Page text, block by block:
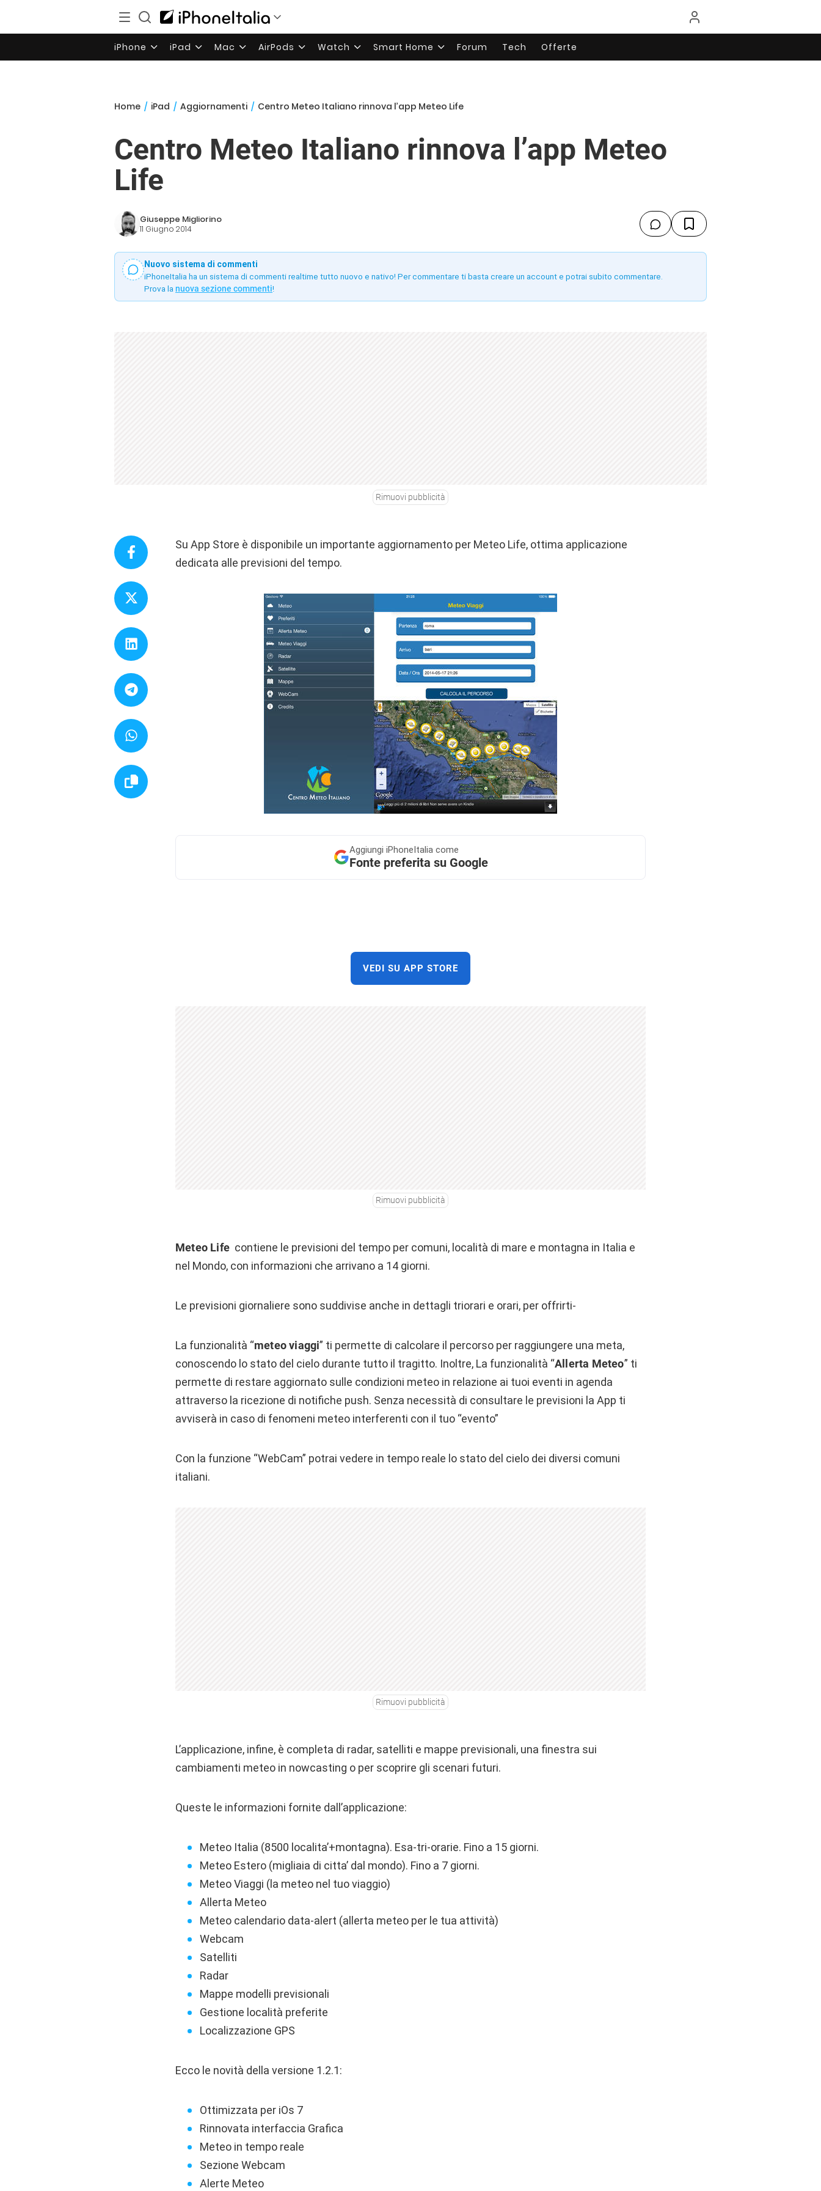
iPhone iPad Mac AirPods Watch Smart Home Forum Tech Offerte
Home / iPad / Aggiornamenti / Centro Meteo Italiano rinnova l’app Meteo Life
Centro Meteo Italiano rinnova l’app Meteo
Life
Giuseppe Migliorino
11 Giugno 2014
Nuovo sistema di commenti
iPhoneItalia ha un sistema di commenti realtime tutto nuovo e nativo! Per commentare ti basta creare un account e potrai subito commentare.
Prova la nuova sezione commenti!
Rimuovi pubblicità
Su App Store è disponibile un importante aggiornamento per Meteo Life, ottima applicazione
dedicata alle previsioni del tempo.
Aggiungi iPhoneItalia come
Fonte preferita su Google
VEDI SU APP STORE
Rimuovi pubblicità
Meteo Life contiene le previsioni del tempo per comuni, località di mare e montagna in Italia e
nel Mondo, con informazioni che arrivano a 14 giorni.
Le previsioni giornaliere sono suddivise anche in dettagli triorari e orari, per offrirti-
La funzionalità “meteo viaggi” ti permette di calcolare il percorso per raggiungere una meta,
conoscendo lo stato del cielo durante tutto il tragitto. Inoltre, La funzionalità “Allerta Meteo” ti
permette di restare aggiornato sulle condizioni meteo in relazione ai tuoi eventi in agenda
attraverso la ricezione di notifiche push. Senza necessità di consultare le previsioni la App ti
avviserà in caso di fenomeni meteo interferenti con il tuo “evento”
Con la funzione “WebCam” potrai vedere in tempo reale lo stato del cielo dei diversi comuni
italiani.
Rimuovi pubblicità
L’applicazione, infine, è completa di radar, satelliti e mappe previsionali, una finestra sui
cambiamenti meteo in nowcasting o per scoprire gli scenari futuri.
Queste le informazioni fornite dall’applicazione:
Meteo Italia (8500 localita’+montagna). Esa-tri-orarie. Fino a 15 giorni.
Meteo Estero (migliaia di citta’ dal mondo). Fino a 7 giorni.
Meteo Viaggi (la meteo nel tuo viaggio)
Allerta Meteo
Meteo calendario data-alert (allerta meteo per le tua attività)
Webcam
Satelliti
Radar
Mappe modelli previsionali
Gestione località preferite
Localizzazione GPS
Ecco le novità della versione 1.2.1:
Ottimizzata per iOs 7
Rinnovata interfaccia Grafica
Meteo in tempo reale
Sezione Webcam
Alerte Meteo